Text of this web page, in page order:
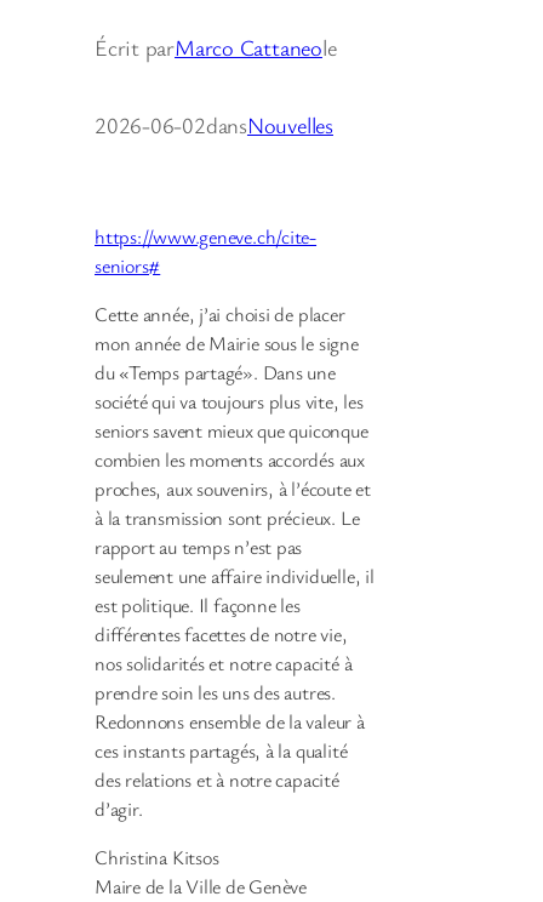
Écrit parMarco Cattaneole
2026-06-02dansNouvelles
https://www.geneve.ch/cite-
seniors#
Cette année, j’ai choisi de placer
mon année de Mairie sous le signe
du «Temps partagé». Dans une
société qui va toujours plus vite, les
seniors savent mieux que quiconque
combien les moments accordés aux
proches, aux souvenirs, à l’écoute et
à la transmission sont précieux. Le
rapport au temps n’est pas
seulement une affaire individuelle, il
est politique. Il façonne les
différentes facettes de notre vie,
nos solidarités et notre capacité à
prendre soin les uns des autres.
Redonnons ensemble de la valeur à
ces instants partagés, à la qualité
des relations et à notre capacité
d’agir.
Christina Kitsos
Maire de la Ville de Genève